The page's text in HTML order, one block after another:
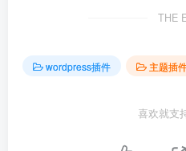
THE
wordpress插件 主题插
喜欢就支